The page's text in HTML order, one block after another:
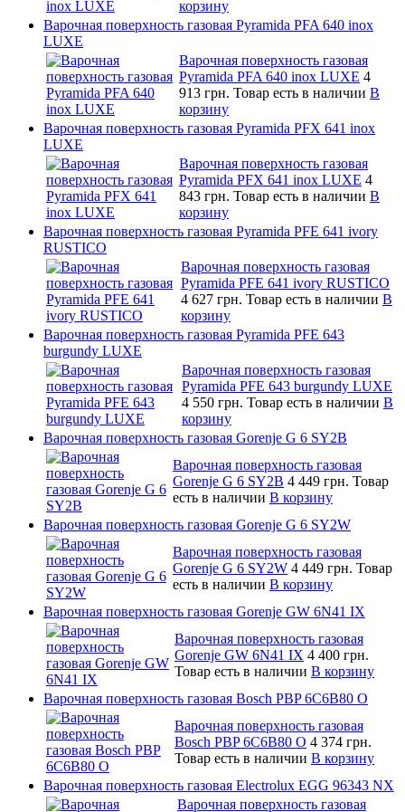
корзину
Варочная поверхность газовая Pyramida PFA 640 inox
LUXE
Варочная поверхность газовая
Pyramida PFA 640 inox LUXE 4
913 грн. Товар есть в наличии В
корзину
Варочная поверхность газовая Pyramida PFX 641 inox
LUXE
Варочная поверхность газовая
Pyramida PFX 641 inox LUXE 4
843 грн. Товар есть в наличии В
корзину
Варочная поверхность газовая Pyramida PFE 641 ivory
RUSTICO
Варочная поверхность газовая
Pyramida PFE 641 ivory RUSTICO
4 627 грн. Товар есть в наличии В
корзину
Варочная поверхность газовая Pyramida PFE 643
burgundy LUXE
Варочная поверхность газовая
Pyramida PFE 643 burgundy LUXE
4 550 грн. Товар есть в наличии В
корзину
Варочная поверхность газовая Gorenje G 6 SY2B
Варочная поверхность газовая
Gorenje G 6 SY2B 4 449 грн. Товар
есть в наличии В корзину
Варочная поверхность газовая Gorenje G 6 SY2W
Варочная поверхность газовая
Gorenje G 6 SY2W 4 449 грн. Товар
есть в наличии В корзину
Варочная поверхность газовая Gorenje GW 6N41 IX
Варочная поверхность газовая
Gorenje GW 6N41 IX 4 400 грн.
Товар есть в наличии В корзину
Варочная поверхность газовая Bosch PBP 6C6B80 O
Варочная поверхность газовая
Bosch PBP 6C6B80 O 4 374 грн.
Товар есть в наличии В корзину
Варочная поверхность газовая Electrolux EGG 96343 NX
Варочная поверхность газовая